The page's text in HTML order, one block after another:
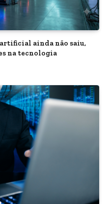
ainda não saiu,
na tecnologia